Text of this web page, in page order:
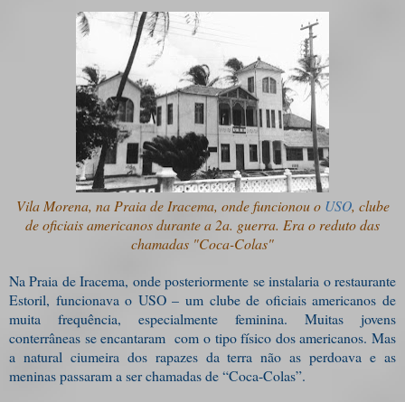
Vila Morena, na Praia de Iracema, onde funcionou o USO, clube
de oficiais americanos durante a 2a. guerra. Era o reduto das
chamadas "Coca-Colas"
Na Praia de Iracema, onde posteriormente se instalaria o restaurante
Estoril, funcionava o USO – um clube de oficiais americanos de
muita frequência, especialmente feminina. Muitas jovens
conterrâneas se encantaram com o tipo físico dos americanos. Mas
a natural ciumeira dos rapazes da terra não as perdoava e as
meninas passaram a ser chamadas de “Coca-Colas”.